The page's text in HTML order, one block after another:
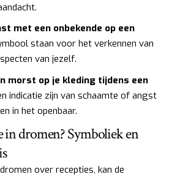
met een onbekende op een
staan voor het verkennen van
van jezelf.
morst op je kleding tijdens een
indicatie zijn van schaamte of angst
in het openbaar.
in dromen? Symboliek en
over recepties, kan de